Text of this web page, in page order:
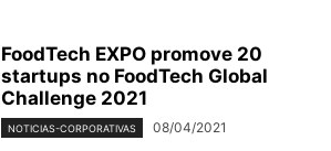
FoodTech EXPO promove 20
startups no FoodTech Global
Challenge 2021
NOTICIAS-CORPORATIVAS 08/04/2021